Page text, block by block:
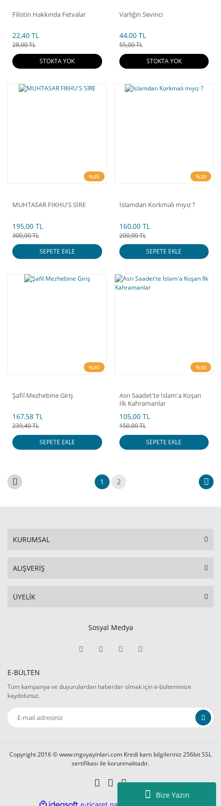
Bize Yazın
Filistin Hakkında Fetvalar
22,40 TL
28,00 TL
STOKTA YOK
Varlığın Sevinci
44,00 TL
55,00 TL
STOKTA YOK
%35
MUHTASAR FIKHU'S SİRE
195,00 TL
300,00 TL
SEPETE EKLE
%20
İslamdan Korkmalı mıyız ?
160,00 TL
200,00 TL
SEPETE EKLE
%30
Şafiî Mezhebine Giriş
167,58 TL
239,40 TL
SEPETE EKLE
%30
Asrı Saadet'te İslam'a Koşan
İlk Kahramanlar
105,00 TL
150,00 TL
SEPETE EKLE
1 2
KURUMSAL
ALIŞVERİŞ
ÜYELİK
Sosyal Medya
E-BÜLTEN
Tüm kampanya ve duyurulardan haberdar olmak için e-bültenimize
kaydolunuz.
Copyright 2016 © www.mgvyayinlari.com Kredi kartı bilgileriniz 256bit SSL
sertifikası ile korunmaktadır.
ideasoft